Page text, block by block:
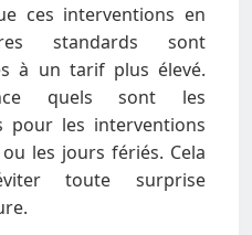
ces interventions en
standards sont
à un tarif plus élevé.
quels sont les
pour les interventions
les jours fériés. Cela
toute surprise